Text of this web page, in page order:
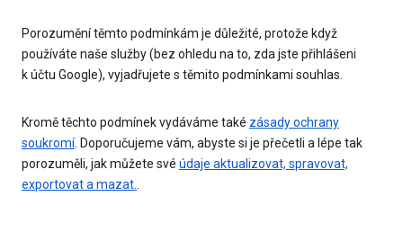
Porozumění těmto podmínkám je důležité, protože když
používáte naše služby (bez ohledu na to, zda jste přihlášeni
k účtu Google), vyjadřujete s těmito podmínkami souhlas.
Kromě těchto podmínek vydáváme také zásady ochrany
soukromí. Doporučujeme vám, abyste si je přečetli a lépe tak
porozuměli, jak můžete své údaje aktualizovat, spravovat,
exportovat a mazat.